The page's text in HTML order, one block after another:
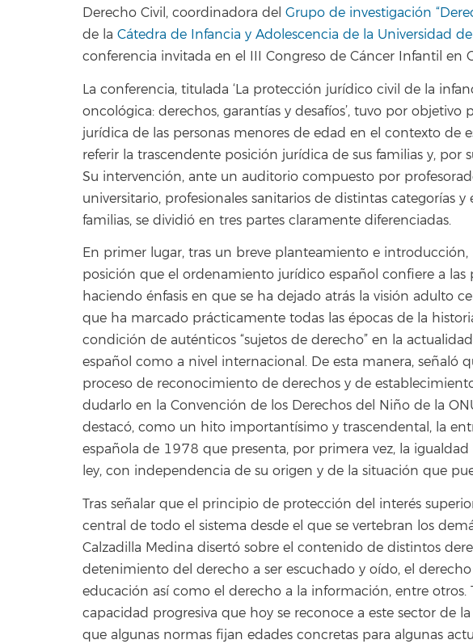
Derecho Civil, coordinadora del Grupo de investigación
de la Cátedra de Infancia y Adolescencia de la Universidad
conferencia invitada en el III Congreso de Cáncer Infantil en
La conferencia, titulada ‘La protección jurídico civil de la
oncológica: derechos, garantías y desafíos’, tuvo por objetivo
jurídica de las personas menores de edad en el contexto de
referir la trascendente posición jurídica de sus familias y, por
Su intervención, ante un auditorio compuesto por
universitario, profesionales sanitarios de distintas categorías y
familias, se dividió en tres partes claramente diferenciadas.
En primer lugar, tras un breve planteamiento e introducción,
posición que el ordenamiento jurídico español confiere a las
haciendo énfasis en que se ha dejado atrás la visión adulto
que ha marcado prácticamente todas las épocas de la
condición de auténticos “sujetos de derecho” en la
español como a nivel internacional. De esta manera, señaló
proceso de reconocimiento de derechos y de
dudarlo en la Convención de los Derechos del Niño de la
destacó, como un hito importantísimo y trascendental, la
española de 1978 que presenta, por primera vez, la
ley, con independencia de su origen y de la situación que
Tras señalar que el principio de protección del interés
central de todo el sistema desde el que se vertebran los
Calzadilla Medina disertó sobre el contenido de distintos
detenimiento del derecho a ser escuchado y oído, el
educación así como el derecho a la información, entre otros.
capacidad progresiva que hoy se reconoce a este sector de
que algunas normas fijan edades concretas para algunas